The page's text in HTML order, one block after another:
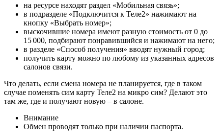
на ресурсе находят раздел «Мобильная связь»;
в подразделе «Подключится к Теле2» нажимают на
кнопку «Выбрать номер»;
выскочившие номера имеют разную стоимость от 0 до
15 000, подбирают понравившийся и нажимают на него;
в разделе «Способ получения» вводят нужный город;
получить карту можно по любому из указанных адресов
салонов связи.
Что делать, если смена номера не планируется, где в таком
случае поменять сим карту Теле2 на микро сим? Делают это
там же, где и получают новую – в салоне.
Внимание
Обмен проводят только при наличии паспорта.